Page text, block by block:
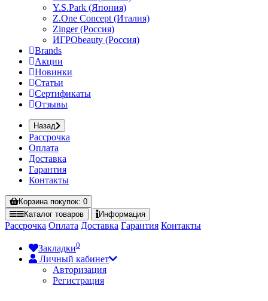
Y.S.Park (Япония)
Z.One Concept (Италия)
Zinger (Россия)
ИГРОbeauty (Россия)
Brands
Акции
Новинки
Статьи
Сертификаты
Отзывы
Назад
Рассрочка
Оплата
Доставка
Гарантия
Контакты
Корзинапокупок: 0
Каталог товаров Информация
Рассрочка Оплата Доставка Гарантия Контакты
Закладки0
Личный кабинет
Авторизация
Регистрация